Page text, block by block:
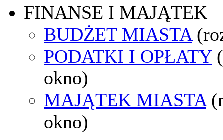
FINANSE I MAJĄTEK
BUDŻET MIASTA
PODATKI I OPŁATY
okno)
MAJĄTEK MIASTA
okno)